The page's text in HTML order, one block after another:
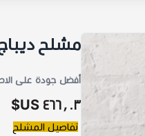
مشلح
أفضل جودة على
٤٦٦٫٠٣ US$
تفاصيل المشلح